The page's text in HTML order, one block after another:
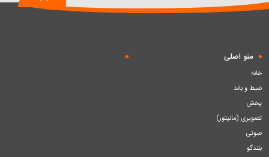
منو اصلی
خانه
ضبط و باند
پخش
تصویری (مانیتور)
صوتی
بلندگو